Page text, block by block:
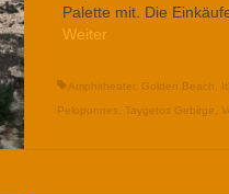
Palette mit. Die
Weiter
Amphitheater, Golden Beach
Peloponnes, Taygetos Gebirge